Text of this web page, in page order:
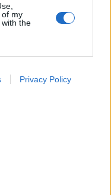
of my
the
Privacy Policy